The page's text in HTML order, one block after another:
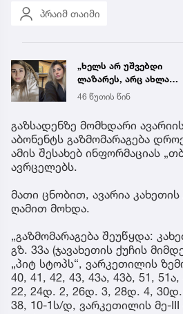
პრაიმ თაიმი
„ხელს არ უშვებდი
ლაზარეს, არც ახლა
გაუშვი...“ - რას წერს
ახლობელი ხობში
დატრიალებულ
ტრაგედიაზე
46 წუთის წინ
გაზსადენზე მომხდარი
აბონენტს გაზმომარაგება
ამის შესახებ ინფორმაციას
ავრცელებს.
მათი ცნობით, ავარია
ღამით მოხდა.
„გაზმომარაგება შეუწყდა:
გზ. 33ა (ჯავახეთის ქუჩის
„პიტ სტოპს“, ვარკეთილის
40, 41, 42, 43, 43ა, 43ბ, 51,
22, 24დ. 2, 26დ. 3, 28დ. 4, 30დ.
38, 10-1ს/დ, ვარკეთილის მე-III